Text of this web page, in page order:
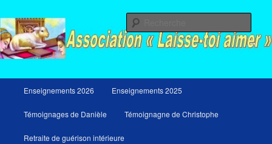
au
contenu
principal
au
contenu
secondaire
principal
Enseignements 2026 Enseignements 2025
Témoignages de Danièle Témoignagne de Christophe
Retraite de guérison intérieure